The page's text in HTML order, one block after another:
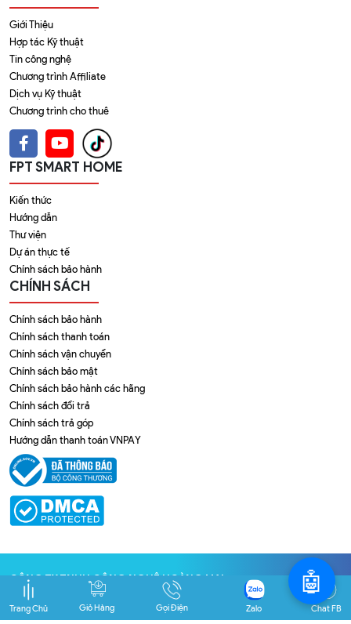
🤖
Giới Thiệu
Hợp tác Kỹ thuật
Tin công nghệ
Chương trình Affiliate
Dịch vụ Kỹ thuật
Chương trình cho thuê
FPT SMART HOME
Kiến thức
Hướng dẫn
Thư viện
Dự án thực tế
Chính sách bảo hành
CHÍNH SÁCH
Chính sách bảo hành
Chính sách thanh toán
Chính sách vận chuyển
Chính sách bảo mật
Chính sách bảo hành các hãng
Chính sách đổi trả
Chính sách trả góp
Hướng dẫn thanh toán VNPAY
CÔNG TY TNHH CÔNG NGHỆ HOÀNG MAI
Địa chỉ
: 184/41 Nguyễn Xí, P. Bình Thạnh, TP. HCM
GPĐKKD số0309474284do Sở KHĐT Tp. HCM cấp ngày29/10/2009
Trang Chủ Giỏ Hàng Gọi Điện Zalo Chat FB